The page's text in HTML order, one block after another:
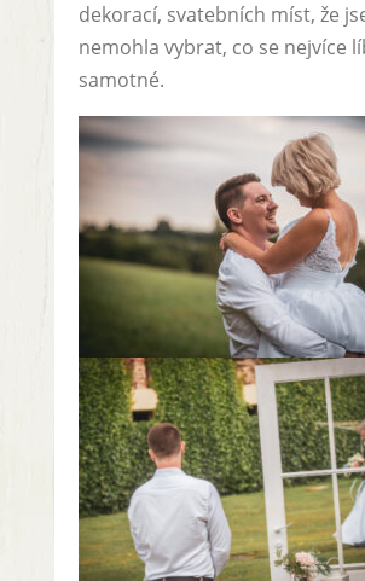
dekorací, svatebních míst, že
nemohla vybrat, co se nejvíce
samotné.